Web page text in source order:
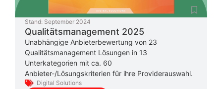
Stand: September 2024
Qualitätsmanagement 2025
Unabhängige Anbieterbewertung von 23
Qualitätsmanagement Lösungen in 13
Unterkategorien mit ca. 60
Anbieter-/Lösungskriterien für ihre Providerauswahl.
Digital Solutions